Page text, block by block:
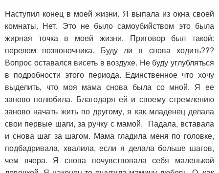
Наступил конец в моей жизни. Я выпала из окна своей
комнаты. Нет. Это не было самоубийством это была
жирная точка в моей жизни. Приговор был такой:
перелом позвоночника. Буду ли я снова ходить???
Вопрос оставался висеть в воздухе. Не буду углубляться
в подробности этого периода. Единственное что хочу
выделить, что моя мама снова была со мной. Я ее
заново полюбила. Благодаря ей и своему стремлению
заново начать жить по другому, я как младенец делала
свои первые шаги, за ручку с мамой. Падала, вставала
и снова шаг за шагом. Мама гладила меня по головке,
подбадривала, хвалила, если я делала больше шагов,
чем вчера. Я снова почувствовала себя маленькой